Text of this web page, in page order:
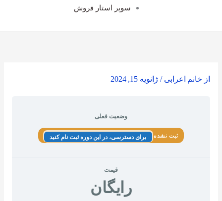
سوپر استار فروش
از خانم اعرابی/ ژانویه 15, 2024
وضعیت فعلی
ثبت نشده برای دسترسی، در این دوره ثبت نام کنید
قیمت
رایگان